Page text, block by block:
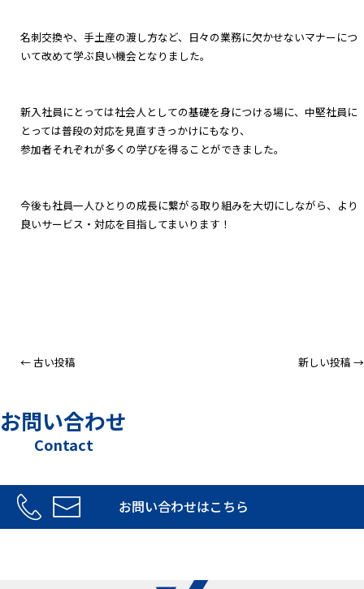
名刺交換や、手土産の渡し方など、日々の業務に欠かせないマナーにつ
いて改めて学ぶ良い機会となりました。
新入社員にとっては社会人としての基礎を身につける場に、中堅社員に
とっては普段の対応を見直すきっかけにもなり、
参加者それぞれが多くの学びを得ることができました。
今後も社員一人ひとりの成長に繋がる取り組みを大切にしながら、より
良いサービス・対応を目指してまいります！
← 古い投稿 新しい投稿 →
お問い合わせ
Contact
お問い合わせはこちら